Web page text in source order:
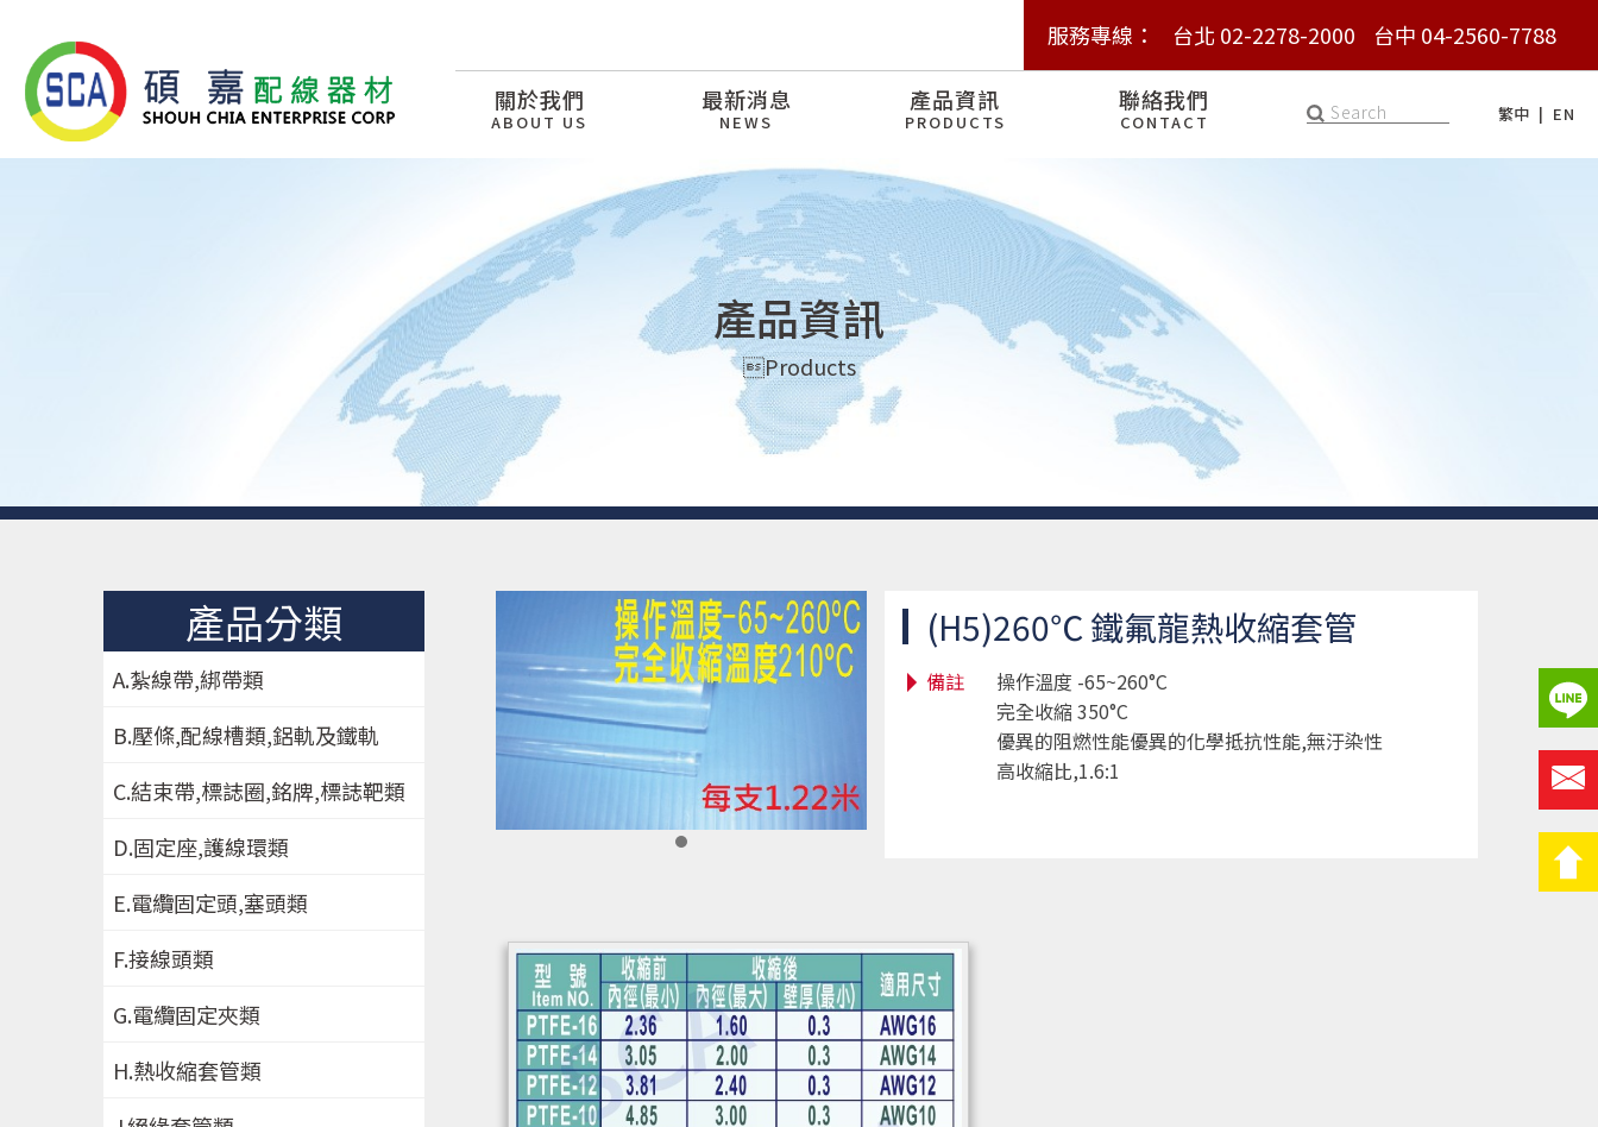
服務專線： 台北 02-2278-2000 台中 04-2560-7788
服務專線： 台北 02-2278-2000 台中 04-2560-7788
關於我們
ABOUT US
最新消息
NEWS
產品資訊
PRODUCTS
聯絡我們
CONTACT 繁中 EN
產品資訊
Products
產品分類
A.紮線帶,綁帶類
B.壓條,配線槽類,鋁軌及鐵軌
C.結束帶,標誌圈,銘牌,標誌靶類
D.固定座,護線環類
E.電纜固定頭,塞頭類
F.接線頭類
G.電纜固定夾類
H.熱收縮套管類
(H5)260℃ 鐵氟龍熱收縮套管
備註
操作溫度 -65~260°C
完全收縮 350°C
優異的阻燃性能優異的化學抵抗性能,無汙染性
高收縮比,1.6:1